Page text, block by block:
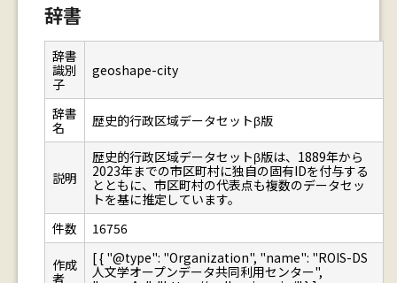
辞書
辞書
識別
子
geoshape-city
辞書
名
歴史的行政区域データセットβ版
説明
歴史的行政区域データセットβ版は、1889年から
2023年までの市区町村に独自の固有IDを付与する
とともに、市区町村の代表点も複数のデータセッ
トを基に推定しています。
件数
16756
作成
者
[ { "@type": "Organization", "name": "ROIS-DS
人文学オープンデータ共同利用センター",